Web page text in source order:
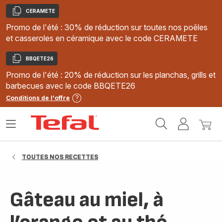
Copier
CERAMETE
Promo de l'été : 30% de réduction sur toutes nos poêles
et casseroles en céramique avec le code CERAMETE
Copier
BBQETE26
Promo de l'été : 20% de réduction sur les planchas, grills et
barbecues avec le code BBQETE26
Conditions de l'offre
MonMon
Ouvrir
TOUTES NOS RECETTES
Gâteau au miel, à